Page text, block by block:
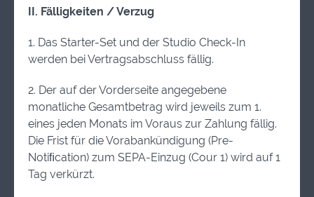
II. Fälligkeiten / Verzug
1. Das Starter-Set und der Studio Check-In
werden bei Vertragsabschluss fällig.
2. Der auf der Vorderseite angegebene
monatliche Gesamtbetrag wird jeweils zum 1.
eines jeden Monats im Voraus zur Zahlung fällig.
Die Frist für die Vorabankündigung (Pre-
Notiﬁcation) zum SEPA-Einzug (Cour 1) wird auf 1
Tag verkürzt.